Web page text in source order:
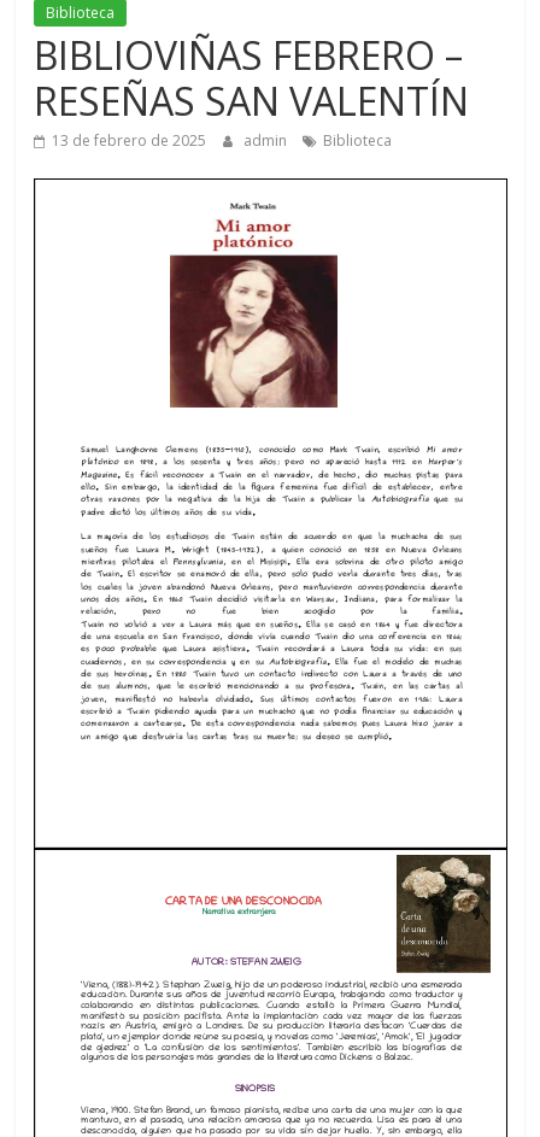
Biblioteca
BIBLIOVIÑAS FEBRERO –
RESEÑAS SAN VALENTÍN
13 de febrero de 2025 admin Biblioteca